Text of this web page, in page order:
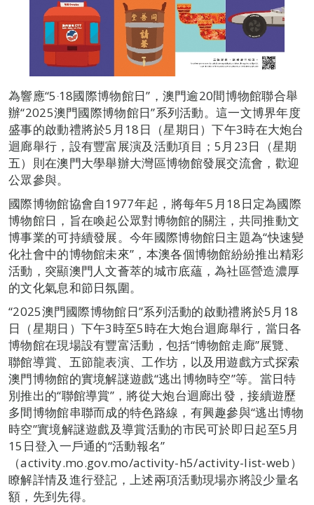
為響應“5‧18國際博物館日”，澳門逾20間博物館聯合舉
辦“2025澳門國際博物館日”系列活動。這一文博界年度
盛事的啟動禮將於5月18日（星期日）下午3時在大炮台
迴廊舉行，設有豐富展演及活動項目；5月23日（星期
五）則在澳門大學舉辦大灣區博物館發展交流會，歡迎
公眾參與。
國際博物館協會自1977年起，將每年5月18日定為國際
博物館日，旨在喚起公眾對博物館的關注，共同推動文
博事業的可持續發展。今年國際博物館日主題為“快速變
化社會中的博物館未來”，本澳各個博物館紛紛推出精彩
活動，突顯澳門人文薈萃的城市底蘊，為社區營造濃厚
的文化氣息和節日氛圍。
“2025澳門國際博物館日”系列活動的啟動禮將於5月18
日（星期日）下午3時至5時在大炮台迴廊舉行，當日各
博物館在現場設有豐富活動，包括“博物館走廊”展覽、
聯館導賞、五節龍表演、工作坊，以及用遊戲方式探索
澳門博物館的實境解謎遊戲“逃出博物時空”等。當日特
別推出的“聯館導賞”，將從大炮台迴廊出發，接續遊歷
多間博物館串聯而成的特色路線，有興趣參與“逃出博物
時空”實境解謎遊戲及導賞活動的市民可於即日起至5月
15日登入一戶通的“活動報名”
（activity.mo.gov.mo/activity-h5/activity-list-web）
瞭解詳情及進行登記，上述兩項活動現場亦將設少量名
額，先到先得。